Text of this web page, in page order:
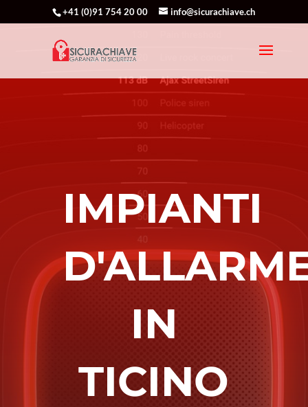
+41 (0)91 754 20 00 info@sicurachiave.ch
IMPIANTI
IN
TICINO